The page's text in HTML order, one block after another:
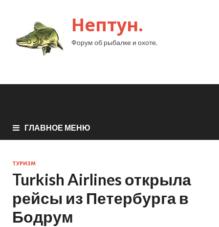
Нептун.
Форум об рыбалке и охоте.
ГЛАВНОЕ МЕНЮ
ТУРИЗМ
Turkish Airlines открыла
рейсы из Петербурга в
Бодрум